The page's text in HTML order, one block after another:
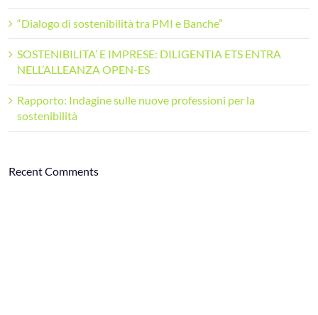
“Dialogo di sostenibilità tra PMI e Banche”
SOSTENIBILITA’ E IMPRESE: DILIGENTIA ETS ENTRA
NELL’ALLEANZA OPEN-ES
Rapporto: Indagine sulle nuove professioni per la
sostenibilità
Recent Comments